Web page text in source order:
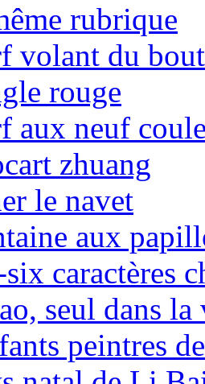
rubrique
volant du
rouge
aux neuf
zhuang
le navet
aux
caractères
seul dans la
peintres